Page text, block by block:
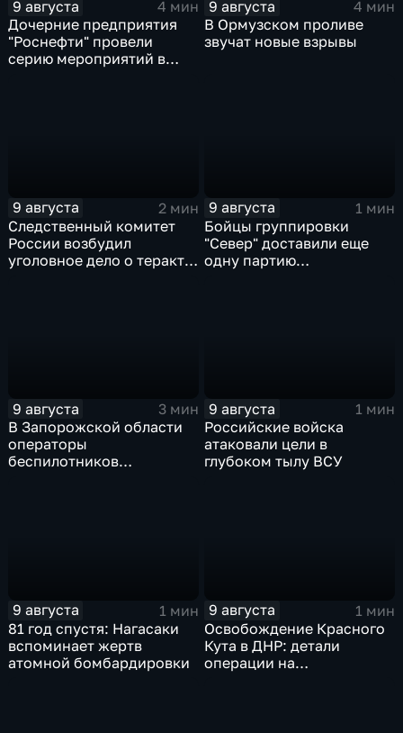
9 августа
4 мин
Дочерние предприятия
"Роснефти" провели
серию мероприятий в
9 августа
4 мин
В Ормузском проливе
звучат новые взрывы
9 августа
2 мин
Следственный комитет
России возбудил
уголовное дело о теракте
9 августа
1 мин
Бойцы группировки
"Север" доставили еще
одну партию
9 августа
3 мин
В Запорожской области
операторы
беспилотников
9 августа
1 мин
Российские войска
атаковали цели в
глубоком тылу ВСУ
9 августа
1 мин
81 год спустя: Нагасаки
вспоминает жертв
атомной бомбардировки
9 августа
1 мин
Освобождение Красного
Кута в ДНР: детали
операции на